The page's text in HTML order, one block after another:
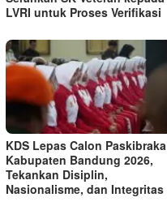
LVRI untuk Proses Verifikasi
KDS Lepas Calon Paskibraka
Kabupaten Bandung 2026,
Tekankan Disiplin,
Nasionalisme, dan Integritas